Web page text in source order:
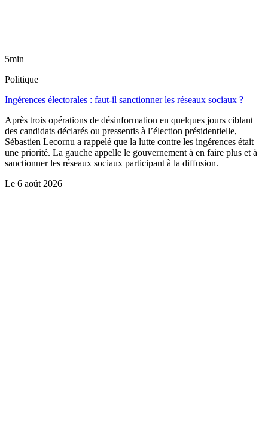
5min
Politique
Ingérences électorales : faut-il sanctionner les réseaux sociaux ?
Après trois opérations de désinformation en quelques jours ciblant
des candidats déclarés ou pressentis à l’élection présidentielle,
Sébastien Lecornu a rappelé que la lutte contre les ingérences était
une priorité. La gauche appelle le gouvernement à en faire plus et à
sanctionner les réseaux sociaux participant à la diffusion.
Le 6 août 2026